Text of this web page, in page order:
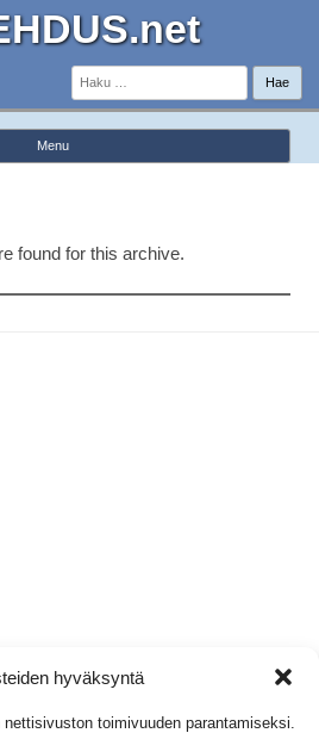
hyväksyntä
toimivuuden parantamiseksi.
Haku:
Menu
found for this archive.